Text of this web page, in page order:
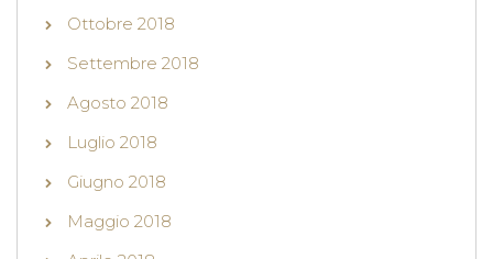
Ottobre 2018
Settembre 2018
Agosto 2018
Luglio 2018
Giugno 2018
Maggio 2018